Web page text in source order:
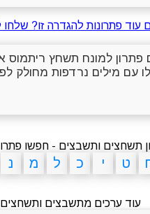
עוד פתרונות להגדרה זו? שלחו
פתרון למונח תשחץ ריתמוס
עם מילים נרדפות מחולק
תשחצים ותשבצים - חפשו
ט י כ ל מ נ
עוד ערכים מתשבצים